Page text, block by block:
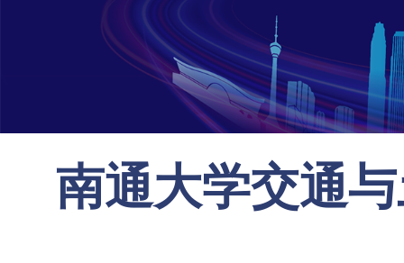
南通大学交通